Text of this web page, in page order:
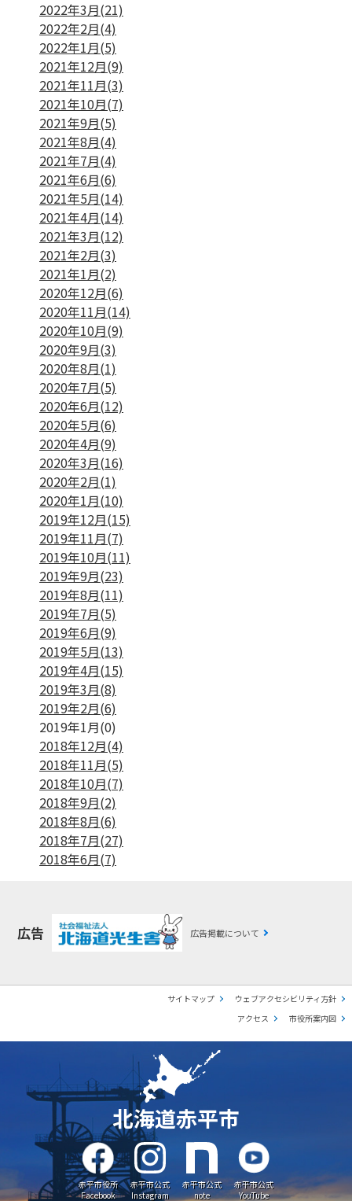
2022年3月(21)
2022年2月(4)
2022年1月(5)
2021年12月(9)
2021年11月(3)
2021年10月(7)
2021年9月(5)
2021年8月(4)
2021年7月(4)
2021年6月(6)
2021年5月(14)
2021年4月(14)
2021年3月(12)
2021年2月(3)
2021年1月(2)
2020年12月(6)
2020年11月(14)
2020年10月(9)
2020年9月(3)
2020年8月(1)
2020年7月(5)
2020年6月(12)
2020年5月(6)
2020年4月(9)
2020年3月(16)
2020年2月(1)
2020年1月(10)
2019年12月(15)
2019年11月(7)
2019年10月(11)
2019年9月(23)
2019年8月(11)
2019年7月(5)
2019年6月(9)
2019年5月(13)
2019年4月(15)
2019年3月(8)
2019年2月(6)
2019年1月(0)
2018年12月(4)
2018年11月(5)
2018年10月(7)
2018年9月(2)
2018年8月(6)
2018年7月(27)
2018年6月(7)
広告 広告掲載について
サイトマップ
ウェブアクセシビリティ方針
アクセス
市役所案内図
北海道赤平市
赤平市役所
Facebook
赤平市公式
Instagram
赤平市公式
note
赤平市公式
YouTube